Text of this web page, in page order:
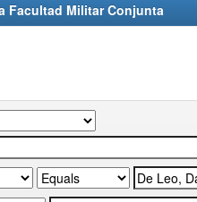
Facultad Militar Conjunta